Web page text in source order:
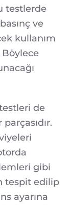
testlerde
ve
kullanım
de
gibi
tespit edilip
ayarına